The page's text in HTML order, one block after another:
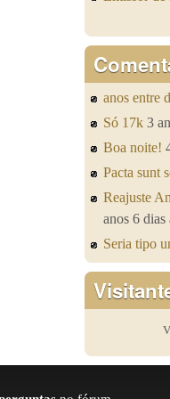
anos entre
Só 17k 3
Boa noite!
Pacta sunt
Reajuste
anos 6 dias
Seria tipo